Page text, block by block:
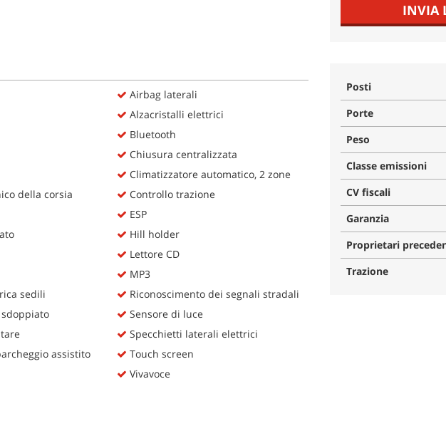
INVIA
della corsia
sedili
assistito
Airbag laterali
Alzacristalli elettrici
Bluetooth
Chiusura centralizzata
Climatizzatore automatico, 2 zone
Controllo trazione
ESP
Hill holder
Lettore CD
MP3
Riconoscimento dei segnali stradali
Sensore di luce
Specchietti laterali elettrici
Touch screen
Vivavoce
Posti
Porte
Peso
Classe emissioni
CV fiscali
Garanzia
Proprietari
Trazione